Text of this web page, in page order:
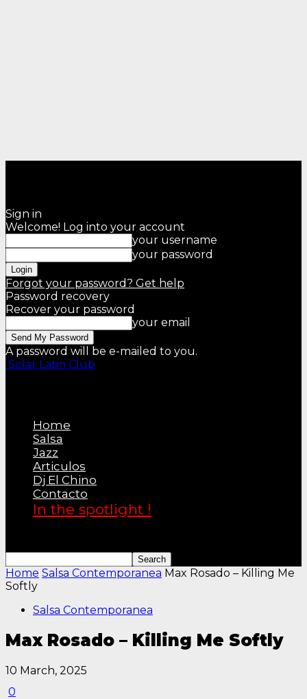
Sign in
Welcome! Log into your account
your username
your password
Forgot your password? Get help
Password recovery
Recover your password
your email
A password will be e-mailed to you.
Solar Latin Club
Home
Salsa
Jazz
Articulos
Dj El Chino
Contacto
In the spotlight !
Home Salsa Contemporanea Max Rosado – Killing Me
Softly
Salsa Contemporanea
Max Rosado – Killing Me Softly
10 March, 2025
0